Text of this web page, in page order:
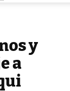
y
a